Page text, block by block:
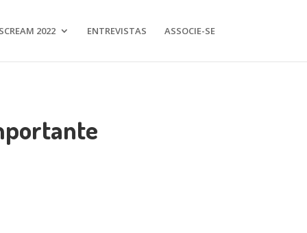
2022 ENTREVISTAS ASSOCIE-SE